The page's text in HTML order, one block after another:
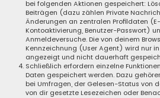
bei folgenden Aktionen gespeichert:
Beiträgen (dazu zählen Private
Änderungen an zentralen Profildaten
Kontoaktivierung, Benutzer-Passwort)
Anmeldeversuche. Die von deinem
Kennzeichnung (User Agent) wird nur in
angezeigt und nicht dauerhaft
Schließlich erfordern einzelne
Daten gespeichert werden. Dazu
bei Umfragen, der Gelesen-Status von
von dir gesetzte Lesezeichen oder